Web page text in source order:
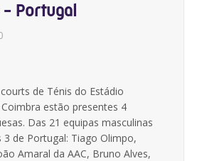
- Portugal
de Ténis do Estádio
estão presentes 4
Das 21 equipas masculinas
3 de Portugal: Tiago Olimpo,
Amaral da AAC, Bruno Alves,